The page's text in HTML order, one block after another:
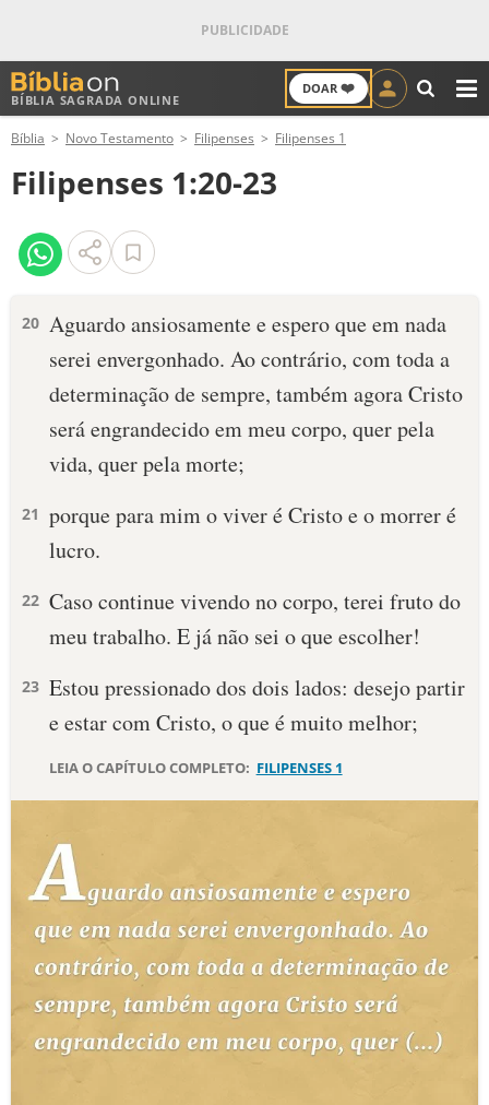
BÍBLIA SAGRADA ONLINE
DOAR ❤️
ANTIGO TESTAMENTO
NOVO TESTAMENTO
VERSÍCULOS
PALAVRA DO DIA
SALMO DO DIA
DEVOCIONAL DIÁRIO
10 MANDAMENTOS
ESBOÇOS DE PREGAÇÃO
TEMAS
QUEM SOMOS
LOJA BÍBLIAON
Bíblia Novo Testamento Filipenses Filipenses 1
Filipenses 1:20-23
20 Aguardo ansiosamente e espero que em nada
serei envergonhado. Ao contrário, com toda a
determinação de sempre, também agora Cristo
será engrandecido em meu corpo, quer pela
vida, quer pela morte;
21 porque para mim o viver é Cristo e o morrer é
lucro.
22 Caso continue vivendo no corpo, terei fruto do
meu trabalho. E já não sei o que escolher!
23 Estou pressionado dos dois lados: desejo partir
e estar com Cristo, o que é muito melhor;
LEIA O CAPÍTULO COMPLETO: FILIPENSES 1